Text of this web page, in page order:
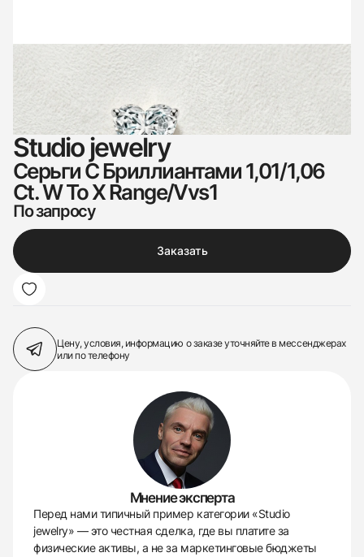
Studio jewelry
Серьги С Бриллиантами 1,01/1,06
Ct. W To X Range/Vvs1
По запросу
Заказать
Цену, условия, информацию о заказеуточняйте в мессенджерах
или по телефону
Мнение эксперта
Перед нами типичный пример категории «Studio
jewelry» — это честная сделка, где вы платите за
физические активы, а не за маркетинговые бюджеты